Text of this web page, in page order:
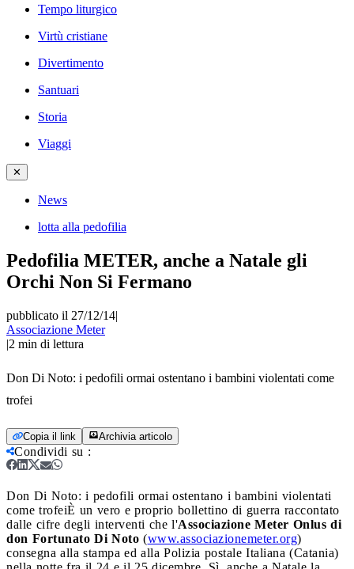
Tempo liturgico
Virtù cristiane
Divertimento
Santuari
Storia
Viaggi
✕
News
lotta alla pedofilia
Pedofilia METER, anche a Natale gli
Orchi Non Si Fermano
pubblicato il 27/12/14|
Associazione Meter
|2 min di lettura
Don Di Noto: i pedofili ormai ostentano i bambini violentati come
trofei
Copia il link Archivia articolo
Condividi su :
Don Di Noto: i pedofili ormai ostentano i bambini violentati
come trofeiÈ un vero e proprio bollettino di guerra raccontato
dalle cifre degli interventi che l'Associazione Meter Onlus di
don Fortunato Di Noto (www.associazionemeter.org)
consegna alla stampa ed alla Polizia postale Italiana (Catania)